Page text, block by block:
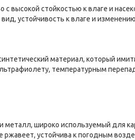
с высокой стойкостью к влаге и
устойчивость к влаге и
материал, который
температурным
металл, широко используемый для
ржавеет, устойчива к погодным